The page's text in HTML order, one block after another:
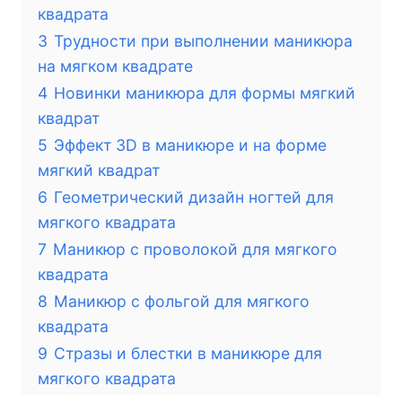
квадрата
3 Трудности при выполнении маникюра
на мягком квадрате
4 Новинки маникюра для формы мягкий
квадрат
5 Эффект 3D в маникюре и на форме
мягкий квадрат
6 Геометрический дизайн ногтей для
мягкого квадрата
7 Маникюр с проволокой для мягкого
квадрата
8 Маникюр с фольгой для мягкого
квадрата
9 Стразы и блестки в маникюре для
мягкого квадрата